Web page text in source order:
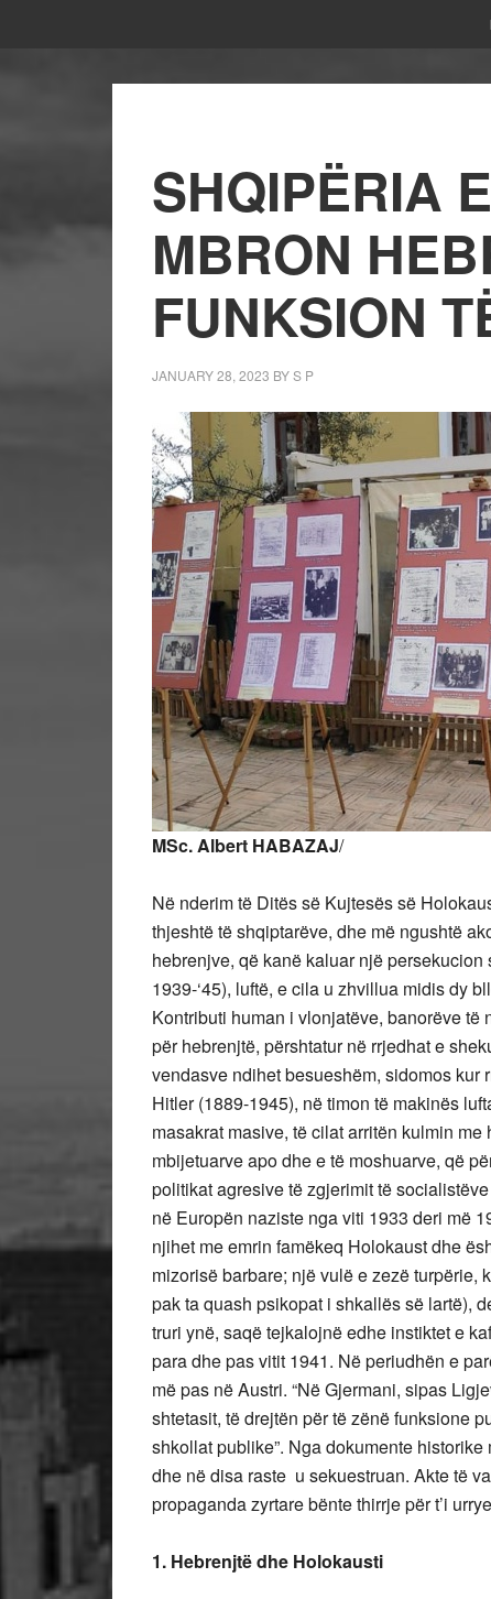
SHQIPËRIA
MBRON
FUNKSION
JANUARY 28, 2023 BYS P
MSc. Albert HABAZAJ/
Në nderim të Ditës së Kujtesës së
thjeshtë të shqiptarëve, dhe më ngushtë
hebrenjve, që kanë kaluar një
1939-‘45), luftë, e cila u zhvillua midis dy
Kontributi human i vlonjatëve, banorëve
për hebrenjtë, përshtatur në rrjedhat e
vendasve ndihet besueshëm, sidomos
Hitler (1889-1945), në timon të makinës
masakrat masive, të cilat arritën kulmin
mbijetuarve apo dhe e të moshuarve, që
politikat agresive të zgjerimit të
në Europën naziste nga viti 1933 deri më
njihet me emrin famëkeq Holokaust dhe
mizorisë barbare; një vulë e zezë turpërie,
pak ta quash psikopat i shkallës së lartë),
truri ynë, saqë tejkalojnë edhe instiktet e
para dhe pas vitit 1941. Në periudhën e
më pas në Austri. “Në Gjermani, sipas
shtetasit, të drejtën për të zënë funksione
shkollat publike”. Nga dokumente
dhe në disa raste u sekuestruan. Akte të
propaganda zyrtare bënte thirrje për t’i
1. Hebrenjtë dhe Holokausti